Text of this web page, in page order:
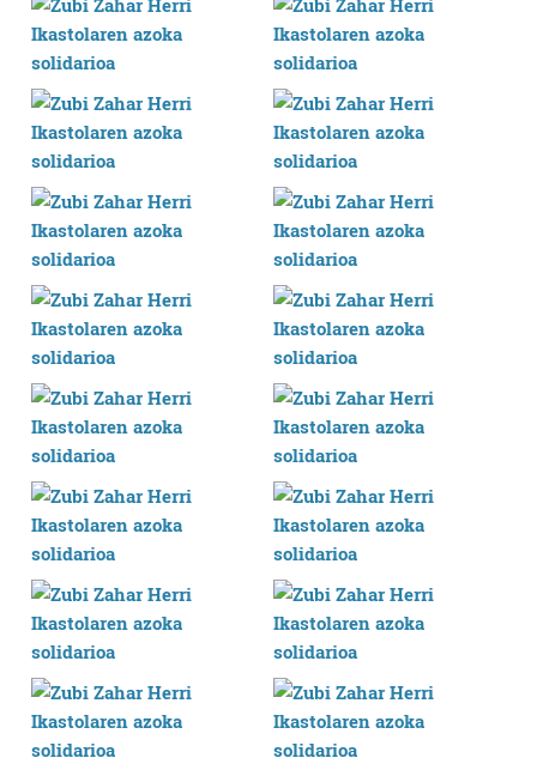
neurtzeko, jendeari buruzko informazioa biltzeko eta
produktuak garatzeko. Zure datuak nork eta zertarako
erabiltzen dituen hauta dezakezu.
Bazkide batzuek ez dizute baimenik eskatzen, eta beren
interes komertzial legitimoetan babesten dira. Ikusi gure
bazkideen zerrenda, beren ustez zein helburutarako
Lortu zure datu pertsonalak prozesatzeko moduari
buruzko informazio gehiago eta ezarri zure lehentasunak
datuen atalean. Edozein unetan alda edo ken dezakezu
zure baimena Cookieen adierazpenean.
Webgune honek cookie propioak eta hirugarrenen cookie-
fitxategiak erabiltzen ditu. Zure esperientzia eta
zerbitzuak hobetzeko asmoz, cookie teknologiaz
baliatzen gara. Ohar hau onartuz gero, teknologia hori
erabiltzeko baimen esplizitua ematen diguzu.
irakurri